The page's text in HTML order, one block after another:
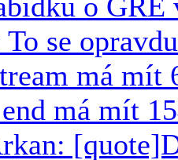
To se
má
má mít